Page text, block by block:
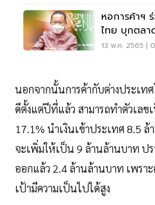
หอการค้าฯ
ไทย บุกตลาดซาอุฯ ครั้งแรกใน
รอบ32ปี
13 พ.ค. 2565 |
นอกจากนั้นการค้ากับต่างประเท
ดีตั้งแต่ปีที่แล้ว สามารถทำตัวเลข
17.1% นำเงินเข้าประเทศ 8.5
จะเพิ่มให้เป็น 9 ล้านล้านบาท ปร
ออกแล้ว 2.4 ล้านล้านบาท เพรา
เป้ามีความเป็นไปได้สูง